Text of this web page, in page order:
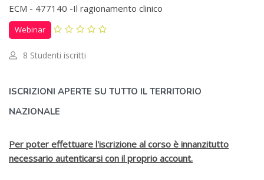
ECM - 477140 -Il ragionamento clinico
Webinar
8 Studenti iscritti
Salta [Cocoon] Custom HTML
ISCRIZIONI APERTE SU TUTTO IL TERRITORIO
NAZIONALE
Per poter effettuare l'iscrizione al corso è innanzitutto
necessario autenticarsi con il proprio account.